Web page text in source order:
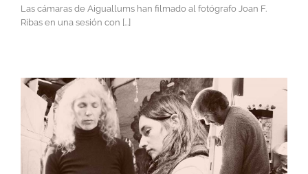
Las cámaras de Aiguallums han filmado al fotógrafo Joan F.
Ribas en una sesión con [...]